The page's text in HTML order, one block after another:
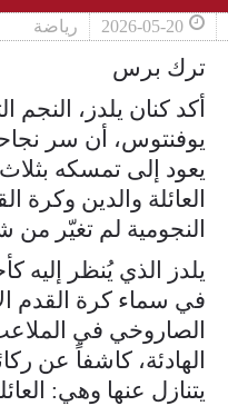
2026-05-20 رياضة
ترك برس
أكد كنان يلدز،
يوفنتوس، أن سر
يعود إلى تمسكه
العائلة والدين
النجومية لم تغيّر
يلدز الذي يُنظر إليه
في سماء كرة القدم
الصاروخي في
الهادئة، كاشفاً عن
يتنازل عنها وهي: